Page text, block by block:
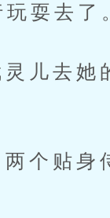
耍去了
去她的
贴身侍